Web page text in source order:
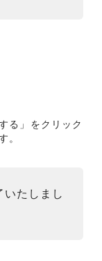
る」をクリック
。
いたしまし